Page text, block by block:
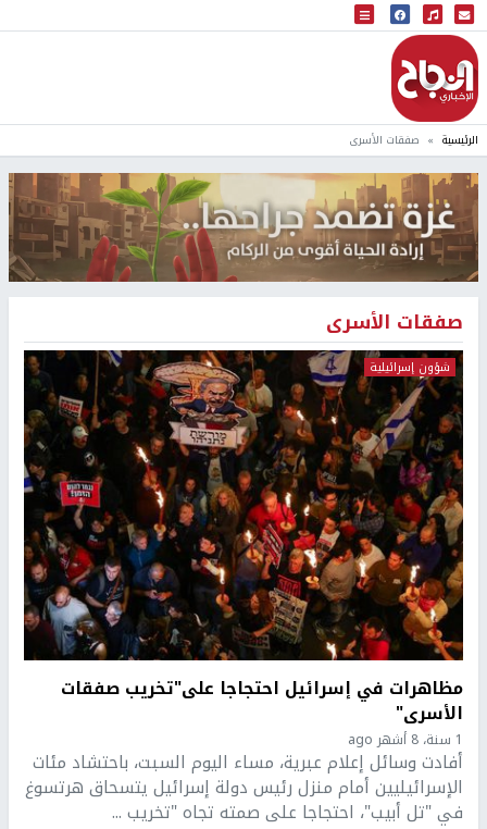
البث المباشر
إذاعة النجاح
الرئيسية صفقات الأسرى
صفقات الأسرى
شؤون إسرائيلية
مظاهرات في إسرائيل احتجاجا على"تخريب صفقات
الأسرى"
1 سنة، 8 أشهر ago
أفادت وسائل إعلام عبرية، مساء اليوم السبت، باحتشاد مئات
الإسرائيليين أمام منزل رئيس دولة إسرائيل يتسحاق هرتسوغ
في "تل أبيب"، احتجاجا على صمته تجاه "تخريب ...